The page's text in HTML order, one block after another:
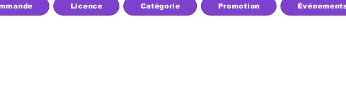
Licence Catégorie Promotion